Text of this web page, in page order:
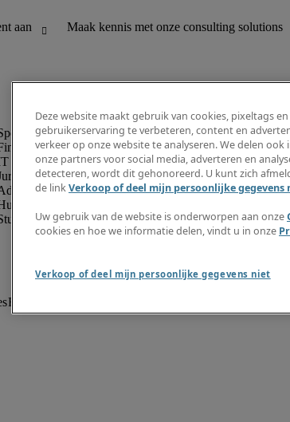
en boekhouding
en digital
en office support
resources
Rekruteringsvoorwaarden
Deze website maakt gebruik van cookies, pixeltags
gebruikerservaring te verbeteren, content en
verkeer op onze website te analyseren. We delen
onze partners voor social media, adverteren en
detecteren, wordt dit gehonoreerd. U kunt zich
de linkVerkoop of deel mijn persoonlijke gegevens
Uw gebruik van de website is onderworpen aan onze
cookies en hoe we informatie delen, vindt u in onze
Verkoop of deel mijn persoonlijke gegevens niet